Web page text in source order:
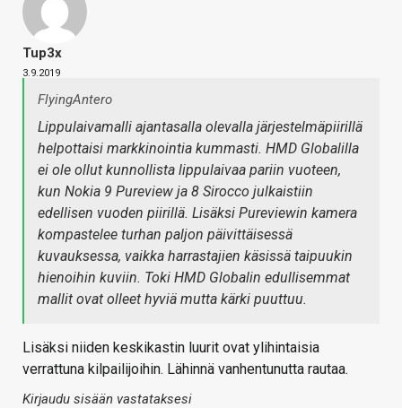
Tup3x
3.9.2019
FlyingAntero
Lippulaivamalli ajantasalla olevalla järjestelmäpiirillä
helpottaisi markkinointia kummasti. HMD Globalilla
ei ole ollut kunnollista lippulaivaa pariin vuoteen,
kun Nokia 9 Pureview ja 8 Sirocco julkaistiin
edellisen vuoden piirillä. Lisäksi Pureviewin kamera
kompastelee turhan paljon päivittäisessä
kuvauksessa, vaikka harrastajien käsissä taipuukin
hienoihin kuviin. Toki HMD Globalin edullisemmat
mallit ovat olleet hyviä mutta kärki puuttuu.
Lisäksi niiden keskikastin luurit ovat ylihintaisia
verrattuna kilpailijoihin. Lähinnä vanhentunutta rautaa.
Kirjaudu sisään vastataksesi